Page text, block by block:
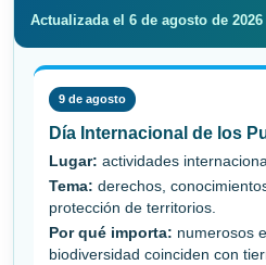
Actualizada el 6 de agosto de 2026
9 de agosto
Día Internacional de los
Lugar: actividades
Tema: derechos,
protección de territorios.
Por qué importa: numerosos
biodiversidad coinciden con